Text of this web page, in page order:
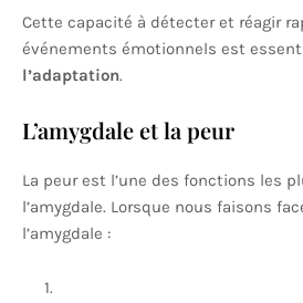
Cette capacité à détecter et réagir
événements émotionnels est
l’adaptation.
L’amygdale et la peur
La peur est l’une des fonctions les
l’amygdale. Lorsque nous faisons
l’amygdale :